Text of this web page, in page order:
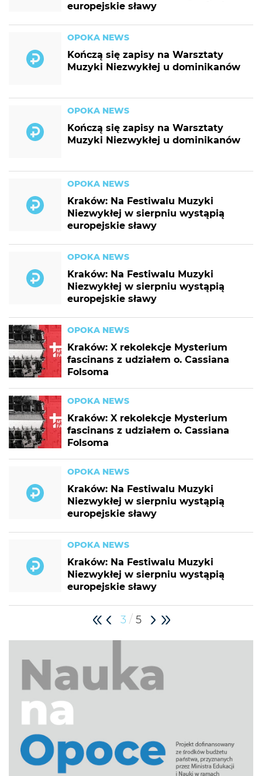
europejskie sławy
OPOKA NEWS
Kończą się zapisy na Warsztaty
Muzyki Niezwykłej u dominikanów
OPOKA NEWS
Kończą się zapisy na Warsztaty
Muzyki Niezwykłej u dominikanów
OPOKA NEWS
Kraków: Na Festiwalu Muzyki
Niezwykłej w sierpniu wystąpią
europejskie sławy
OPOKA NEWS
Kraków: Na Festiwalu Muzyki
Niezwykłej w sierpniu wystąpią
europejskie sławy
OPOKA NEWS
Kraków: X rekolekcje Mysterium
fascinans z udziałem o. Cassiana
Folsoma
OPOKA NEWS
Kraków: X rekolekcje Mysterium
fascinans z udziałem o. Cassiana
Folsoma
OPOKA NEWS
Kraków: Na Festiwalu Muzyki
Niezwykłej w sierpniu wystąpią
europejskie sławy
OPOKA NEWS
Kraków: Na Festiwalu Muzyki
Niezwykłej w sierpniu wystąpią
europejskie sławy
3 / 5